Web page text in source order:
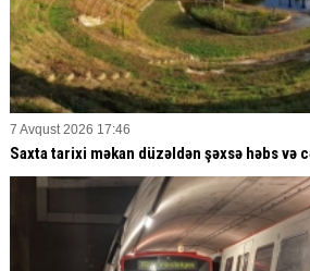
7 Avqust 2026 17:46
Saxta tarixi məkan düzəldən şəxsə həbs və